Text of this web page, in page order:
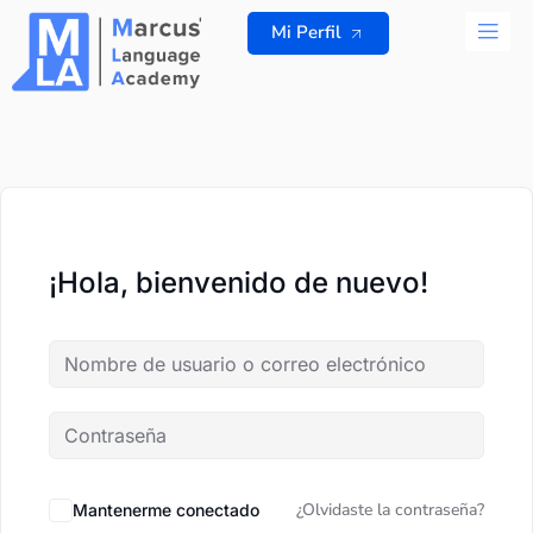
contenido
Mi Perfil
¡Hola, bienvenido de nuevo!
Mantenerme conectado ¿Olvidaste la contraseña?